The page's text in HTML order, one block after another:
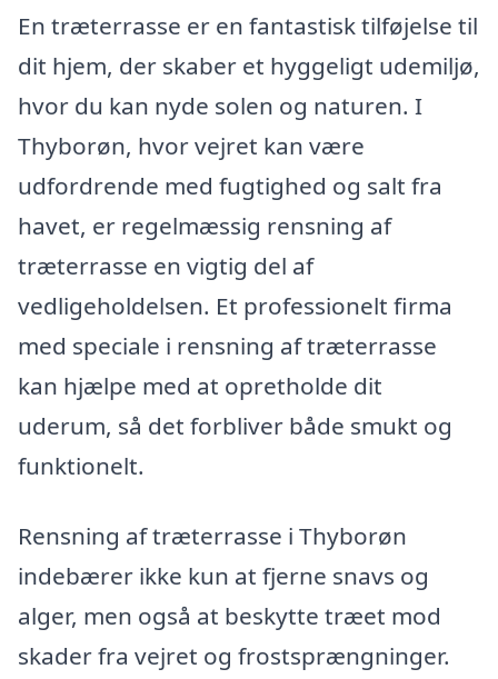
En træterrasse er en fantastisk tilføjelse til
dit hjem, der skaber et hyggeligt udemiljø,
hvor du kan nyde solen og naturen. I
Thyborøn, hvor vejret kan være
udfordrende med fugtighed og salt fra
havet, er regelmæssig rensning af
træterrasse en vigtig del af
vedligeholdelsen. Et professionelt firma
med speciale i rensning af træterrasse
kan hjælpe med at opretholde dit
uderum, så det forbliver både smukt og
funktionelt.
Rensning af træterrasse i Thyborøn
indebærer ikke kun at fjerne snavs og
alger, men også at beskytte træet mod
skader fra vejret og frostsprængninger.